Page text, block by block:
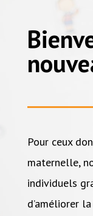
Pour ceux
maternelle,
individuels
d’améliorer